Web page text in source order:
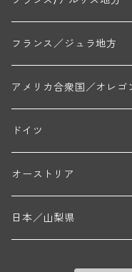
エマニュエル・ルジェ(フラ
ニコラ・ルジェ(フラジェ・
ドニ・ペール・エ・フィス(
コント・ラフォン(ムルソー)
A&Pド・ヴィレーヌ(ブーズロ
マンシア・ポンセ(シャントレ)
ボージョレ地区
フランク・ジュイヤール(ジュ
ギイ・ブルトン(モルゴン)
シャトー・ル・タンプル
デ・オー・ペミオン(ムスカデ)
サントル・ニヴェルネ地区
ディディエ・ダグノー(プイ
レジス・ミネ(プイィ・フュメ)
トゥーレーヌ地区
ド・ラ・ノブレ(シノン)
ロリー・ガスマン
フランス／ジュラ地方
アルボワ
ペリカン
アメリカ合衆国／オレゴ
ウィラメット・ヴァレー
ニコラ・ジェイ
ドイツ
ラインガウ
ゲオルグ・ブロイヤー
フランケン
オーストリア
テルメンレギオン
日本／山梨県